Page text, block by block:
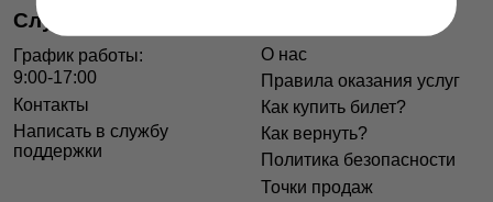
Служба поддержки
График работы:
9:00-17:00
Контакты
Написать в службу
поддержки
О нас
Правила оказания услуг
Как купить билет?
Как вернуть?
Политика безопасности
Точки продаж